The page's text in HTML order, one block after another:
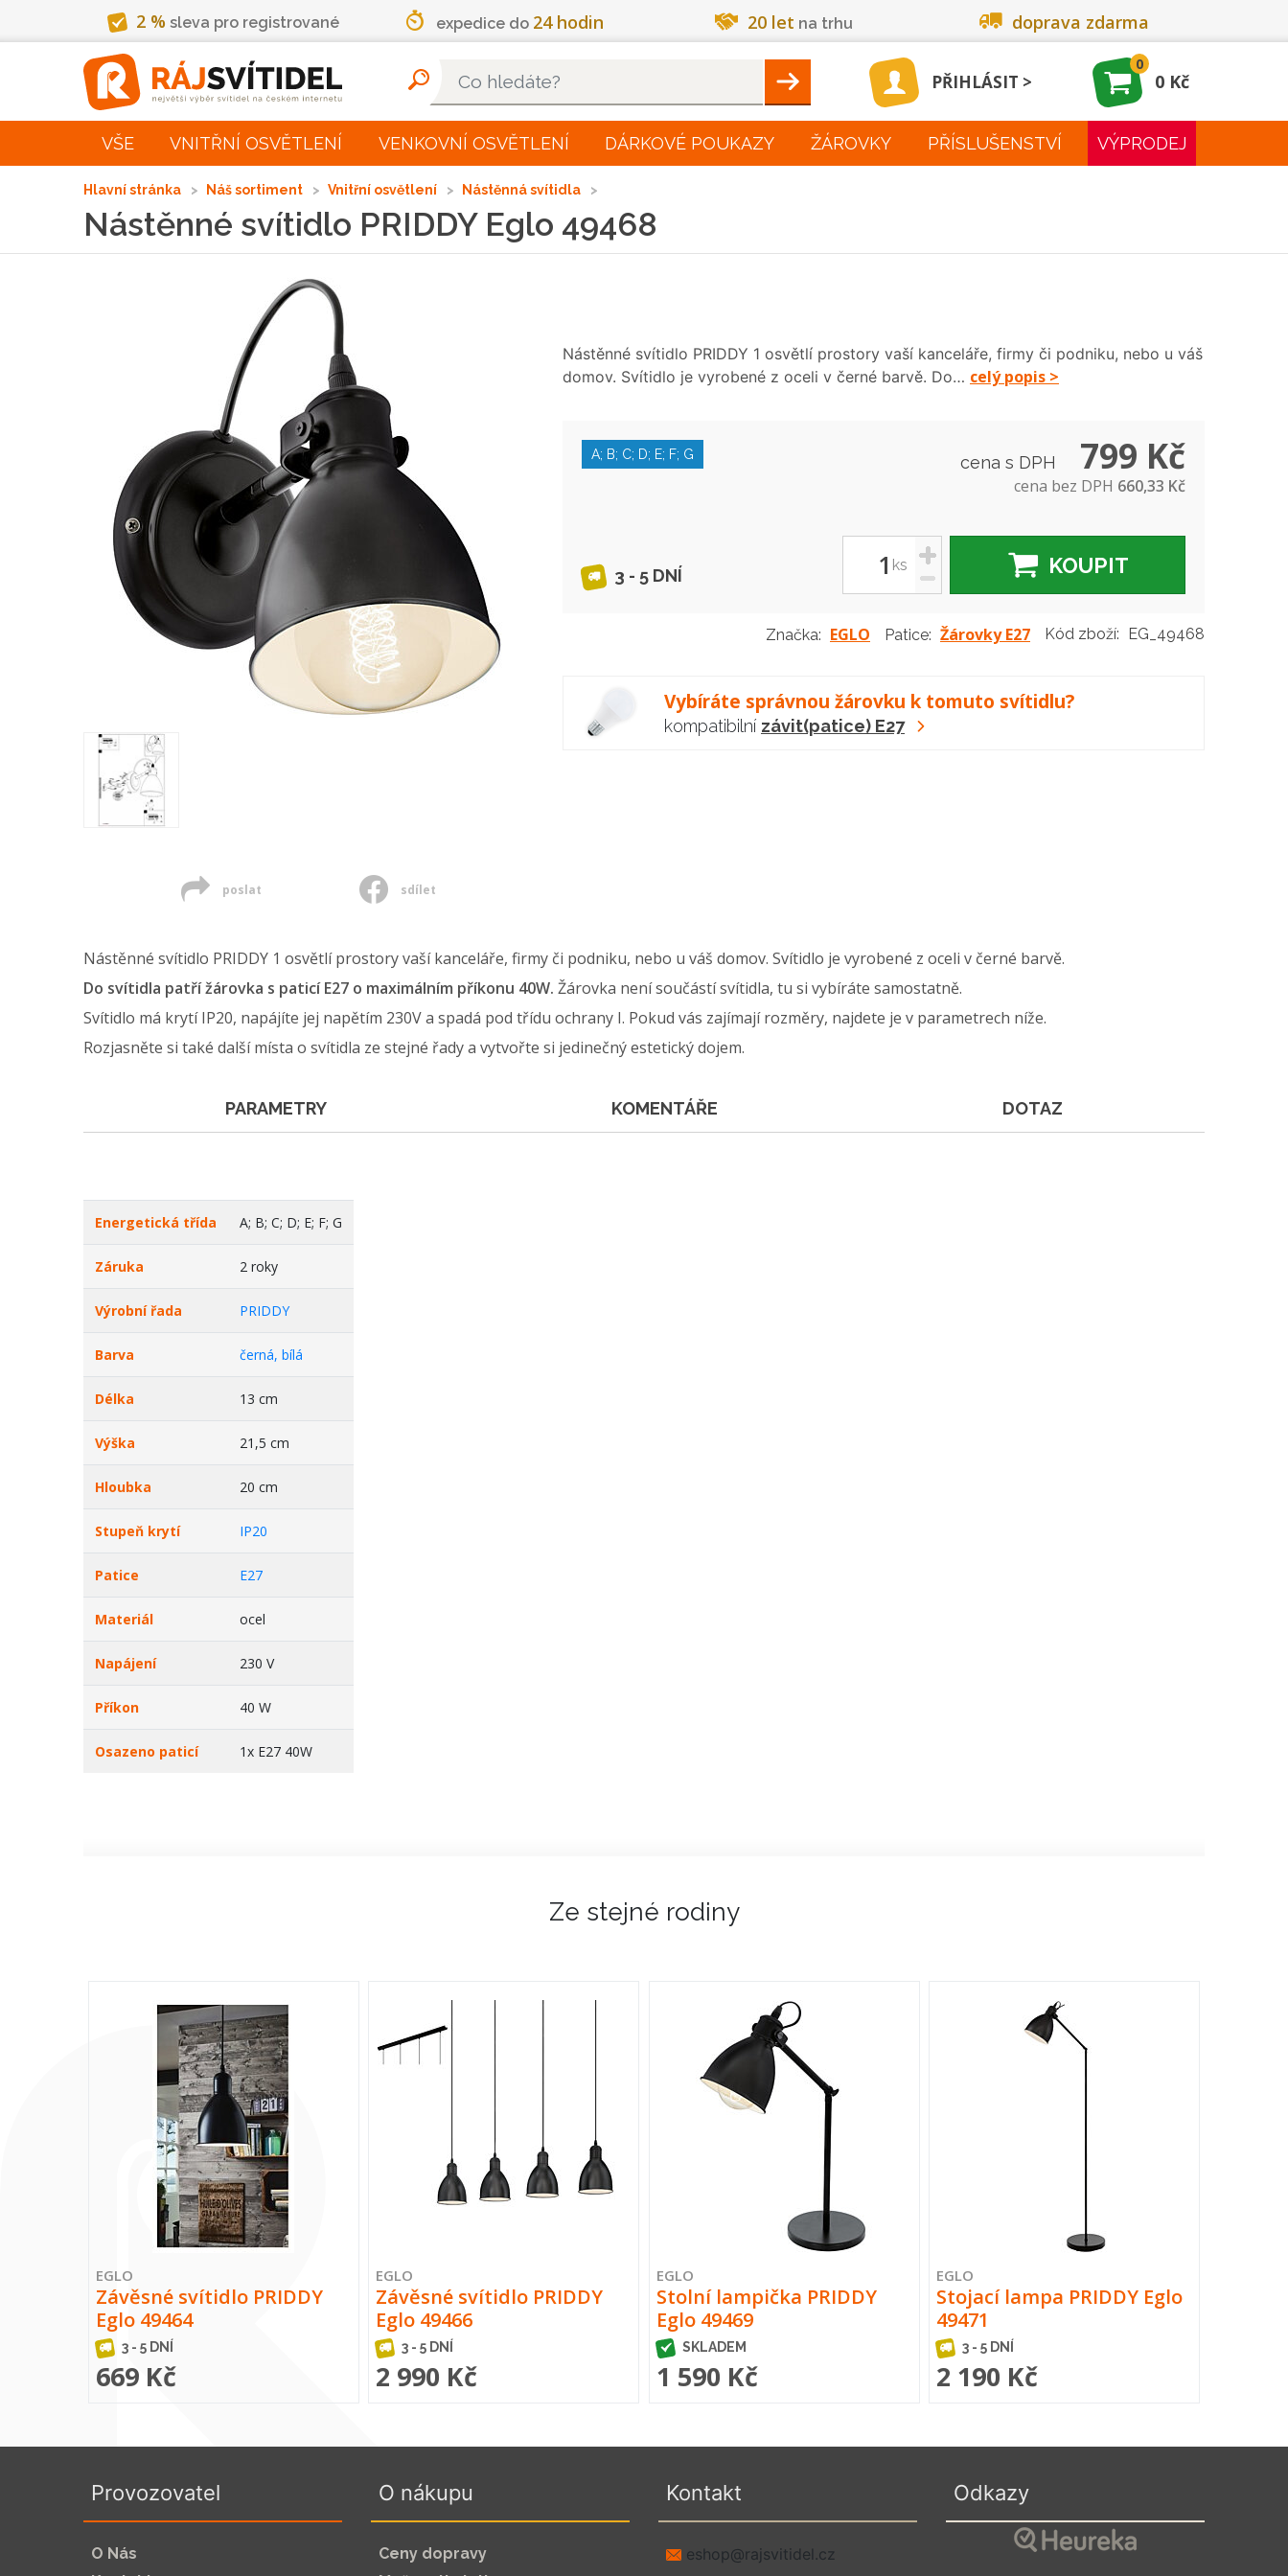
2 % sleva pro registrované expedice do 24 hodin 20 let na trhu doprava zdarma
Hleadat PŘIHLÁSIT
0
0 Kč
VŠE VNITŘNÍ OSVĚTLENÍ VENKOVNÍ OSVĚTLENÍ DÁRKOVÉ POUKAZY ŽÁROVKY PŘÍSLUŠENSTVÍ VÝPRODEJ
Hlavní stránka Náš sortiment Vnitřní osvětlení Nástěnná svítidla
Nástěnné svítidlo PRIDDY Eglo 49468
poslat sdílet
Nástěnné svítidlo PRIDDY 1 osvětlí prostory vaší kanceláře, firmy či podniku, nebo u váš
domov. Svítidlo je vyrobené z oceli v černé barvě. Do… celý popis >
A; B; C; D; E; F; G
3 - 5 DNÍ
cena s DPH 799 Kč
cena bez DPH 660,33 Kč
ks
+
-
KOUPIT
Značka: EGLO Patice: Žárovky E27 Kód zboží: EG_49468
Vybíráte správnou žárovku k tomuto svítidlu?
kompatibilní závit(patice) E27
Nástěnné svítidlo PRIDDY 1 osvětlí prostory vaší kanceláře, firmy či podniku, nebo u váš domov. Svítidlo je vyrobené z oceli v černé barvě.
Do svítidla patří žárovka s paticí E27 o maximálním příkonu 40W. Žárovka není součástí svítidla, tu si vybíráte samostatně.
Svítidlo má krytí IP20, napájíte jej napětím 230V a spadá pod třídu ochrany I. Pokud vás zajímají rozměry, najdete je v parametrech níže.
Rozjasněte si také další místa o svítidla ze stejné řady a vytvořte si jedinečný estetický dojem.
PARAMETRY KOMENTÁŘE DOTAZ
Energetická třída A; B; C; D; E; F; G
Záruka 2 roky
Výrobní řada PRIDDY
Barva černá, bílá
Délka 13 cm
Výška 21,5 cm
Hloubka 20 cm
Stupeň krytí IP20
Patice E27
Materiál ocel
Napájení 230 V
Příkon 40 W
Osazeno paticí 1x E27 40W
Ze stejné rodiny
EGLO
Závěsné svítidlo PRIDDY
Eglo 49464
3 - 5 DNÍ
669 Kč
EGLO
Závěsné svítidlo PRIDDY
Eglo 49466
3 - 5 DNÍ
2 990 Kč
EGLO
Stolní lampička PRIDDY
Eglo 49469
SKLADEM
1 590 Kč
EGLO
Stojací lampa PRIDDY Eglo
49471
3 - 5 DNÍ
2 190 Kč
Provozovatel
O Nás
O nákupu
Ceny dopravy
Kontakt
zc.leditivsjar@pohse
Odkazy